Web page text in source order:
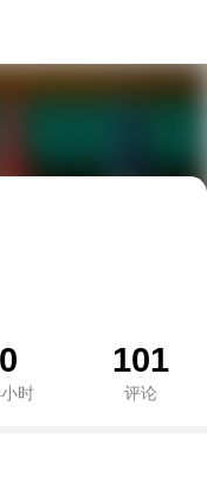
0
时
101
评论